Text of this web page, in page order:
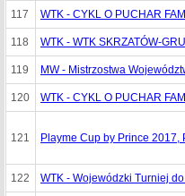
117 WTK - CYKL O PUCHAR
118 WTK - WTK SKRZATÓW-
119 MW - Mistrzostwa
120 WTK - CYKL O PUCHAR
121 Playme Cup by Prince 2017,
122 WTK - Wojewódzki Turniej